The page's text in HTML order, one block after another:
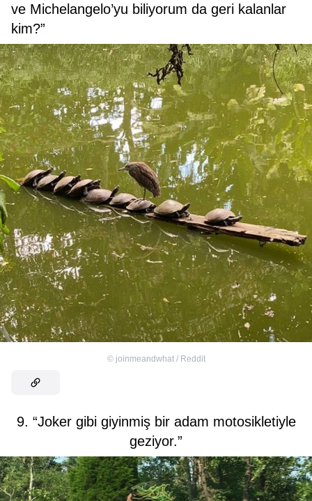
ve Michelangelo’yu biliyorum da geri kalanlar
kim?”
© joinmeandwhat / Reddit
9. “Joker gibi giyinmiş bir adam motosikletiyle
geziyor.”